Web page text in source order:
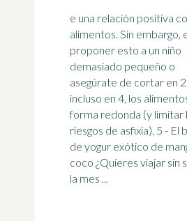
e una relación positiva
alimentos. Sin embargo,
proponer esto a un niño
demasiado pequeño o
asegúrate de cortar en
incluso en 4, los
forma redonda (y limitar
riesgos de asfixia). 5 - El
de yogur exótico de
coco ¿Quieres viajar sin
la mes ...